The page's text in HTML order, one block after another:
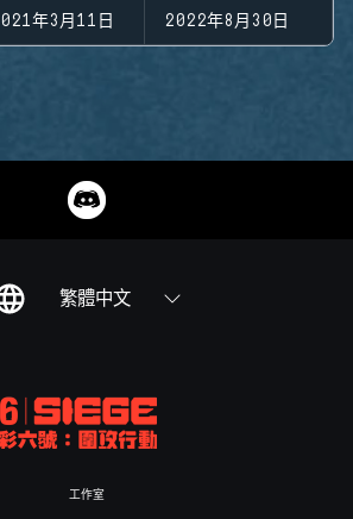
年3月11日 2022年8月30日
繁體中文
工作室